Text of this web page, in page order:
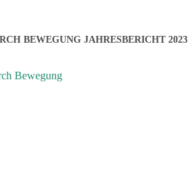
BEWEGUNG JAHRESBERICHT 2023
Bewegung